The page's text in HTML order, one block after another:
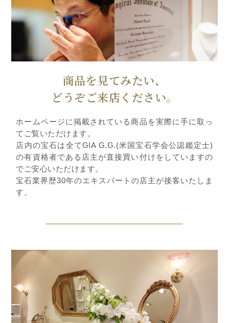
商品を見てみたい、
どうぞご来店ください。
ホームページに掲載されている商品を実際に手に取っ
てご覧いただけます。
店内の宝石は全てGIA G.G.(米国宝石学会公認鑑定士)
の有資格者である店主が直接買い付けをしていますの
でご安心いただけます。
宝石業界歴30年のエキスパートの店主が接客いたしま
す。